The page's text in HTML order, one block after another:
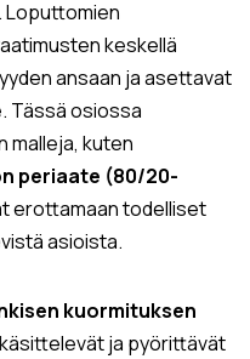
Loputtomien
keskellä
ansaan ja asettavat
Tässä osiossa
malleja, kuten
periaate (80/20-
erottamaan todelliset
asioista.
kuormituksen
ja pyörittävät